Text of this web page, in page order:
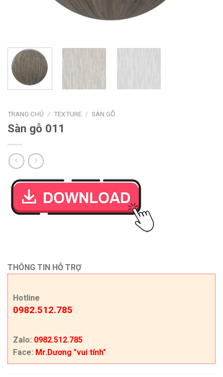
TRANG CHỦ / TEXTURE / SÀN GỖ
Sàn gỗ 011
THÔNG TIN HỖ TRỢ
Hotline
0982.512.785
Zalo: 0982.512.785
Face: Mr.Dương "vui tính"